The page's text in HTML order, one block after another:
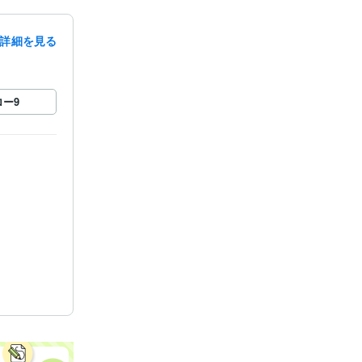
細を見る
ー9